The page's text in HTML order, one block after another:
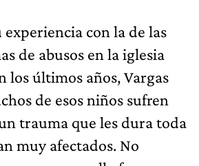
con la de las
de abusos en la iglesia
los últimos años, Vargas
de esos niños sufren
trauma que les dura toda
muy afectados. No